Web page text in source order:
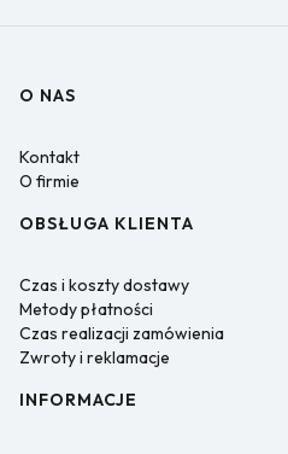
Linki w stopce
O NAS
Kontakt
O firmie
OBSŁUGA KLIENTA
Czas i koszty dostawy
Metody płatności
Czas realizacji zamówienia
Zwroty i reklamacje
INFORMACJE